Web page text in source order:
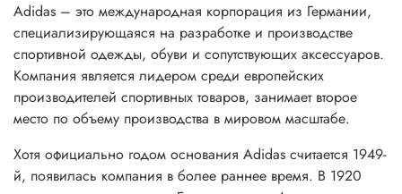
Adidas – это международная корпорация из Германии,
специализирующаяся на разработке и производстве
спортивной одежды, обуви и сопутствующих аксессуаров.
Компания является лидером среди европейских
производителей спортивных товаров, занимает второе
место по объему производства в мировом масштабе.
Хотя официально годом основания Adidas считается 1949-
й, появилась компания в более раннее время. В 1920